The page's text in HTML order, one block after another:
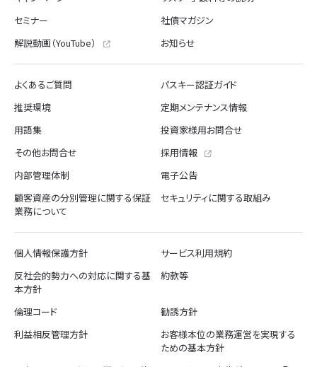
セミナー
社債マガジン
解説動画（YouTube）
お知らせ
よくあるご質問
パスキー認証ガイド
推奨環境
定期メンテナンス情報
用語集
投資家様用お問合せ
その他お問合せ
採用情報
内部管理体制
電子公告
顧客資産の分別管理に関する保証
業務について
セキュリティに関する取組み
個人情報保護方針
サービス利用規約
反社会的勢力への対応に関する基
本方針
約款等
倫理コード
勧誘方針
利益相反管理方針
お客様本位の業務運営を実現する
ための基本方針